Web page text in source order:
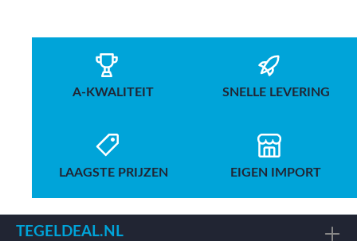
A-KWALITEIT SNELLE LEVERING
LAAGSTE PRIJZEN EIGEN IMPORT
TEGELDEAL.NL